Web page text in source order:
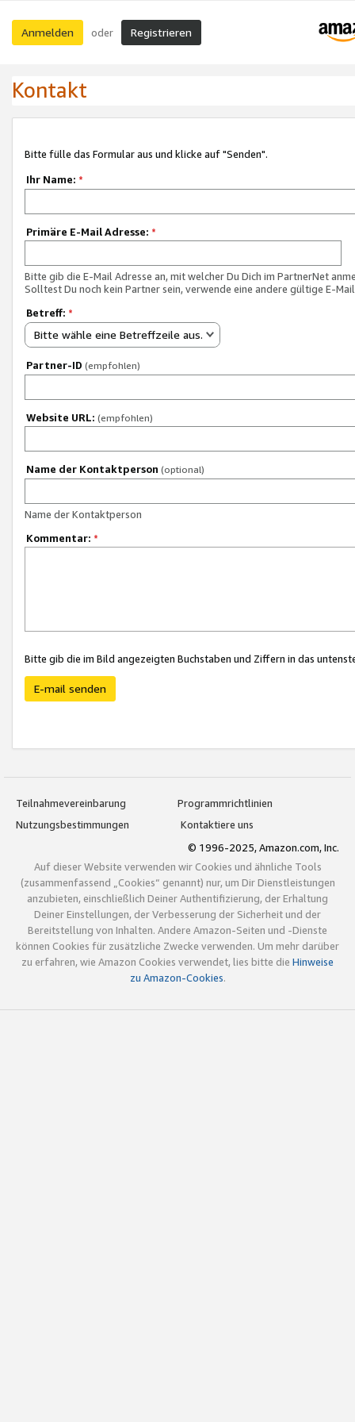
Anmelden oder Registrieren
Kontakt
Bitte fülle das Formular aus und klicke auf "Senden".
Ihr Name: *
Primäre E-Mail Adresse: *
Bitte gib die E-Mail Adresse an, mit welcher Du Dich im PartnerNet
Solltest Du noch kein Partner sein, verwende eine andere gültige E-
Betreff: *
Bitte wähle eine Betreffzeile aus.
Partner-ID (empfohlen)
Website URL: (empfohlen)
Name der Kontaktperson (optional)
Name der Kontaktperson
Kommentar: *
Bitte gib die im Bild angezeigten Buchstaben und Ziffern in das
E-mail senden
Teilnahmevereinbarung
Programmrichtlinien
Nutzungsbestimmungen
Kontaktiere uns
© 1996-2025, Amazon.com, Inc.
Auf dieser Website verwenden wir Cookies und ähnliche Tools
(zusammenfassend „Cookies“ genannt) nur, um Dir Dienstleistungen
anzubieten, einschließlich Deiner Authentifizierung, der Erhaltung
Deiner Einstellungen, der Verbesserung der Sicherheit und der
Bereitstellung von Inhalten. Andere Amazon-Seiten und -Dienste
können Cookies für zusätzliche Zwecke verwenden. Um mehr darüber
zu erfahren, wie Amazon Cookies verwendet, lies bitte die Hinweise
zu Amazon-Cookies.